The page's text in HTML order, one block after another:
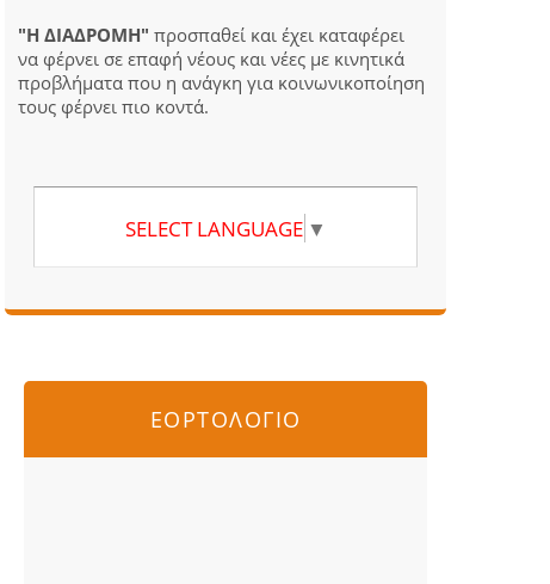
"Η ΔΙΑΔΡΟΜΗ" προσπαθεί και έχει καταφέρει
να φέρνει σε επαφή νέους και νέες με κινητικά
προβλήματα που η ανάγκη για κοινωνικοποίηση
τους φέρνει πιο κοντά.
SELECT LANGUAGE ▼
ΕΟΡΤΟΛΟΓΙΟ